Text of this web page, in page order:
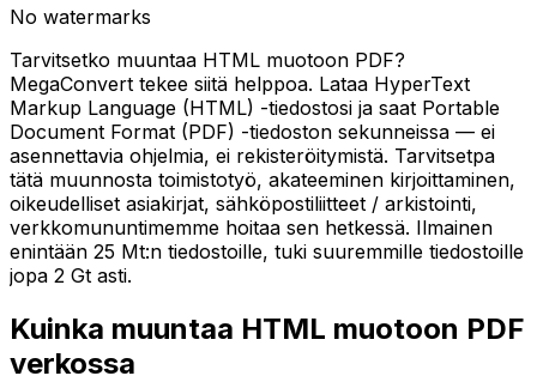
No watermarks
Tarvitsetko muuntaa HTML muotoon PDF?
MegaConvert tekee siitä helppoa. Lataa HyperText
Markup Language (HTML) -tiedostosi ja saat Portable
Document Format (PDF) -tiedoston sekunneissa — ei
asennettavia ohjelmia, ei rekisteröitymistä. Tarvitsetpa
tätä muunnosta toimistotyö, akateeminen kirjoittaminen,
oikeudelliset asiakirjat, sähköpostiliitteet / arkistointi,
verkkomununtimemme hoitaa sen hetkessä. Ilmainen
enintään 25 Mt:n tiedostoille, tuki suuremmille tiedostoille
jopa 2 Gt asti.
Kuinka muuntaa HTML muotoon PDF
verkossa